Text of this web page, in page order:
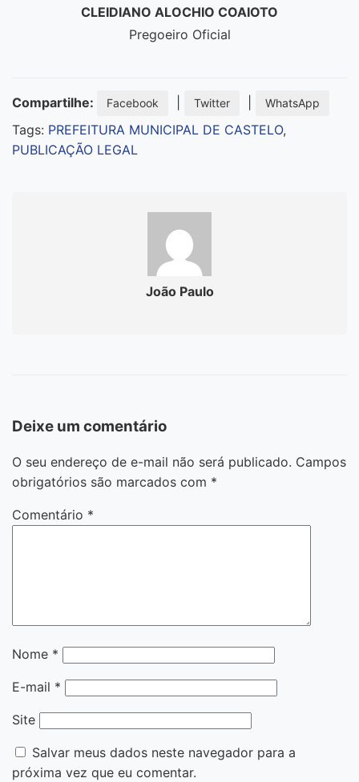
CLEIDIANO ALOCHIO COAIOTO
Pregoeiro Oficial
Compartilhe: Facebook Twitter WhatsApp
Tags: PREFEITURA MUNICIPAL DE CASTELO,
PUBLICAÇÃO LEGAL
João Paulo
Deixe um comentário
O seu endereço de e-mail não será publicado. Campos
obrigatórios são marcados com *
Comentário *
Nome *
E-mail *
Site
Salvar meus dados neste navegador para a
próxima vez que eu comentar.